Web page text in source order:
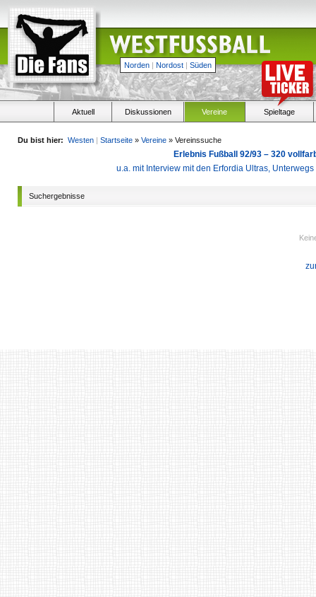
Norden | Nordost | Süden
Aktuell Diskussionen Vereine Spieltage
Du bist hier: Westen | Startseite » Vereine » Vereinssuche
Erlebnis Fußball 92/93 – 320
u.a. mit Interview mit den Erfordia Ultras,
Suchergebnisse